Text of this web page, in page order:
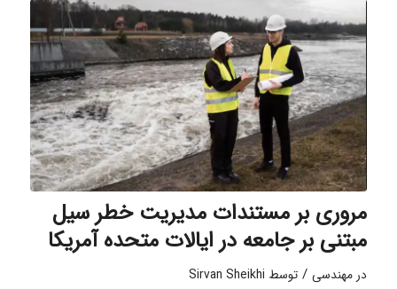
مروری بر مستندات مدیریت خطر سیل
مبتنی بر جامعه در ایالات متحده آمریکا
در مهندسی / توسط Sirvan Sheikhi